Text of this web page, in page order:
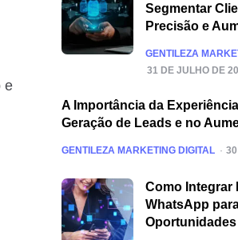
e
Segmentar
Precisão e
POSTED
GENTILEZA
31 DE JULHO DE
A Importância da
Geração de Leads e no
POSTED
GENTILEZA MARKETING DIGITAL
Como Integrar
WhatsApp